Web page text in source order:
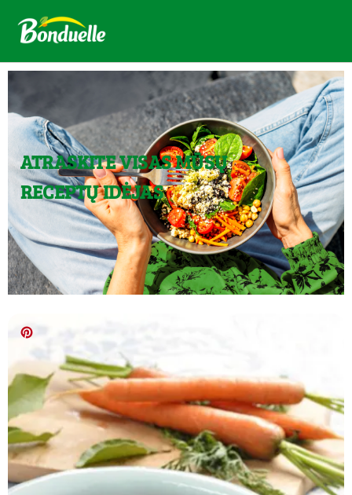
ATRASKITE VISAS MŪSŲ
RECEPTŲ IDĖJAS